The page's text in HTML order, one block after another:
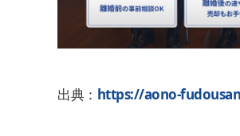
出典： https://aono-